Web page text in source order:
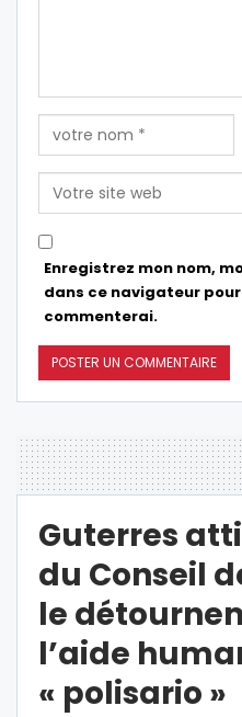
Enregistrez mon nom,
dans ce navigateur
commenterai.
Guterres
du Conseil
le
l’aide
« polisario »